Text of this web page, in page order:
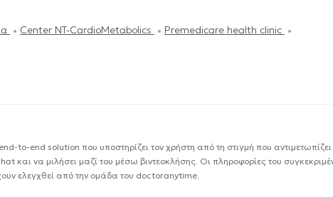
Center NT-CardioMetabolics
Premedicare health clinic
to-end solution που υποστηρίζει τον χρήστη από τη στιγμή που
και να μιλήσει μαζί του μέσω βιντεοκλήσης. Οι πληροφορίες του
ελεγχθεί από την ομάδα του doctoranytime.